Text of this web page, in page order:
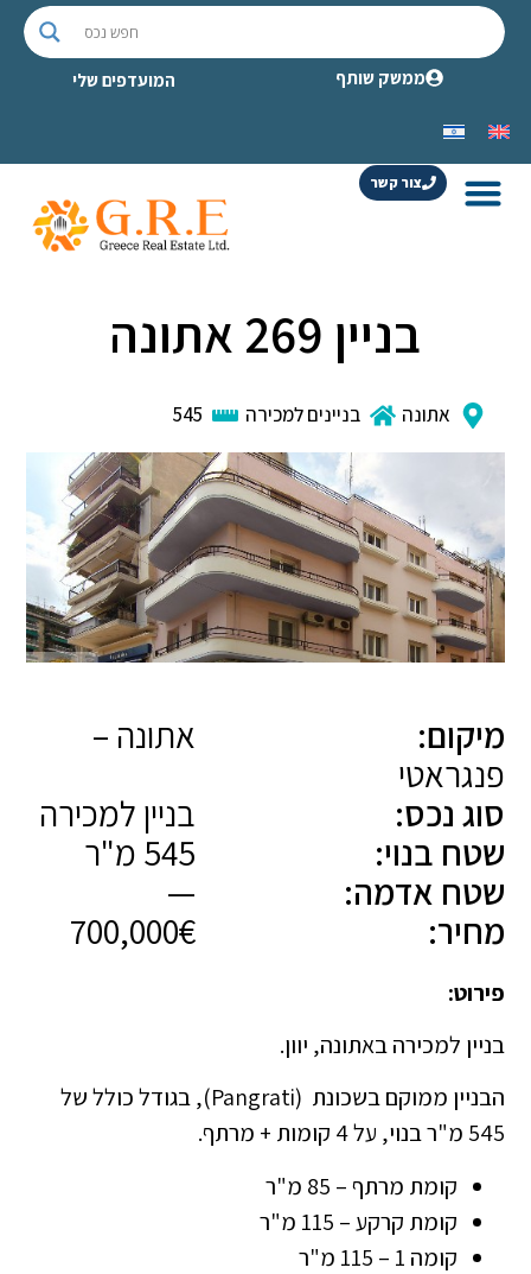
ממשק שותף המועדפים שלי
צור קשר
בניין 269 אתונה
אתונה בניינים למכירה 545
מיקום:
אתונה –
פנגראטי
סוג נכס:
בניין למכירה
שטח בנוי:
שטח אדמה:
—
מחיר:
700,000€
פירוט:
בניין למכירה באתונה, יוון.
הבניין ממוקם בשכונת (Pangrati), בגודל כולל של
545 מ"ר בנוי, על 4 קומות + מרתף.
קומת מרתף – 85 מ"ר
קומת קרקע – 115 מ"ר
קומה 1 – 115 מ"ר